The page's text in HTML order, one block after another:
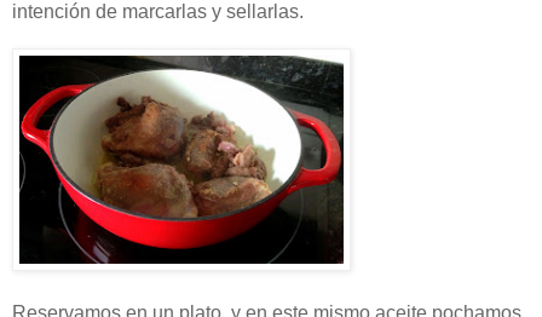
intención de marcarlas y sellarlas.